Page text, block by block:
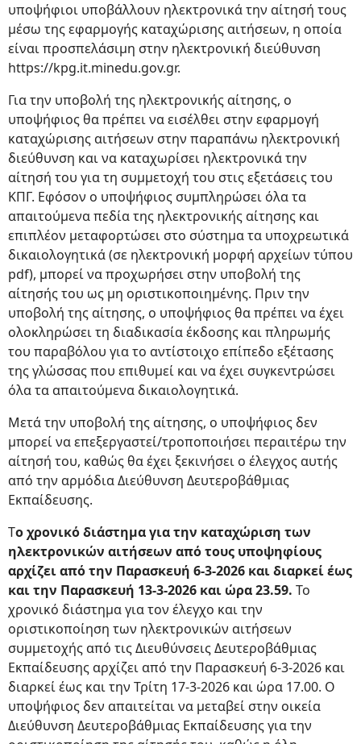
υποψήφιοι υποβάλλουν ηλεκτρονικά την αίτησή τους
μέσω της εφαρμογής καταχώρισης αιτήσεων, η οποία
είναι προσπελάσιμη στην ηλεκτρονική διεύθυνση
https://kpg.it.minedu.gov.gr.
Για την υποβολή της ηλεκτρονικής αίτησης, ο
υποψήφιος θα πρέπει να εισέλθει στην εφαρμογή
καταχώρισης αιτήσεων στην παραπάνω ηλεκτρονική
διεύθυνση και να καταχωρίσει ηλεκτρονικά την
αίτησή του για τη συμμετοχή του στις εξετάσεις του
ΚΠΓ. Εφόσον ο υποψήφιος συμπληρώσει όλα τα
απαιτούμενα πεδία της ηλεκτρονικής αίτησης και
επιπλέον μεταφορτώσει στο σύστημα τα υποχρεωτικά
δικαιολογητικά (σε ηλεκτρονική μορφή αρχείων τύπου
pdf), μπορεί να προχωρήσει στην υποβολή της
αίτησής του ως μη οριστικοποιημένης. Πριν την
υποβολή της αίτησης, ο υποψήφιος θα πρέπει να έχει
ολοκληρώσει τη διαδικασία έκδοσης και πληρωμής
του παραβόλου για το αντίστοιχο επίπεδο εξέτασης
της γλώσσας που επιθυμεί και να έχει συγκεντρώσει
όλα τα απαιτούμενα δικαιολογητικά.
Μετά την υποβολή της αίτησης, ο υποψήφιος δεν
μπορεί να επεξεργαστεί/τροποποιήσει περαιτέρω την
αίτησή του, καθώς θα έχει ξεκινήσει ο έλεγχος αυτής
από την αρμόδια Διεύθυνση Δευτεροβάθμιας
Εκπαίδευσης.
Το χρονικό διάστημα για την καταχώριση των
ηλεκτρονικών αιτήσεων από τους υποψηφίους
αρχίζει από την Παρασκευή 6-3-2026 και διαρκεί έως
και την Παρασκευή 13-3-2026 και ώρα 23.59. Το
χρονικό διάστημα για τον έλεγχο και την
οριστικοποίηση των ηλεκτρονικών αιτήσεων
συμμετοχής από τις Διευθύνσεις Δευτεροβάθμιας
Εκπαίδευσης αρχίζει από την Παρασκευή 6-3-2026 και
διαρκεί έως και την Τρίτη 17-3-2026 και ώρα 17.00. Ο
υποψήφιος δεν απαιτείται να μεταβεί στην οικεία
Διεύθυνση Δευτεροβάθμιας Εκπαίδευσης για την